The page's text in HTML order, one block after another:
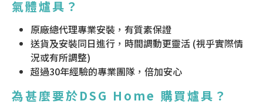
氣體爐具？
原廠總代理專業安裝，有質素保證
送貨及安裝同日進行，時間調動更靈活 (視乎實際情
況或有所調整)
超過30年經驗的專業團隊，倍加安心
為甚麼要於DSG Home 購買爐具？